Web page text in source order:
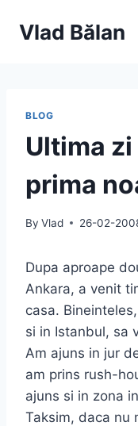
Vlad Bălan
BLOG
Ultima
prima
By Vlad 26-02-
Dupa aproape
Ankara, a venit
casa.
si in Istanbul, sa
Am ajuns in jur
am prins rush-
ajuns si in zona
Taksim, daca nu